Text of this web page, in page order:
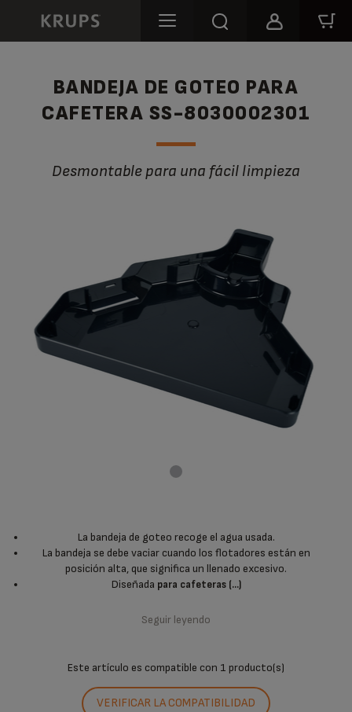
BANDEJA DE GOTEO PARA
CAFETERA SS-8030002301
Desmontable para una fácil limpieza
La bandeja de goteo recoge el agua usada.
La bandeja se debe vaciar cuando los flotadores están en
posición alta, que significa un llenado excesivo.
Diseñada para cafeteras (...)
Seguir leyendo
Este artículo es compatible con 1 producto(s)
VERIFICAR LA COMPATIBILIDAD